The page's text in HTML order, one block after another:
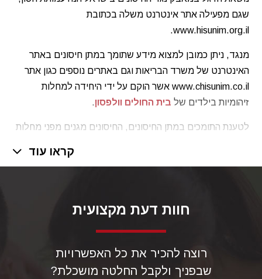
שגם מפעילה אתר אינטרנט משלה בכתובת
www.hisunim.org.il.
מנגד, ניתן כמובן למצוא מידע שתומך במתן חיסונים באתר
האינטרנט של משרד הבריאות וגם באתרים נוספים כגון אתר
www.chisunim.co.il אשר הוקם על ידי היחידה למחלות
זיהומיות בילדים של בית החולים וולפסון.
לטענת התומכים במתן החיסונים, החיסונים מגנים מפני מחלות
והדבקה של מחלות, ולרבות בקרב מי שלא חוסנו כלל, בשל
herd immunity
.
קראו עוד
חוות דעת מקצועית
רוצה להכיר את כל האפשרויות
שבפניך ולקבל החלטה מושכלת?